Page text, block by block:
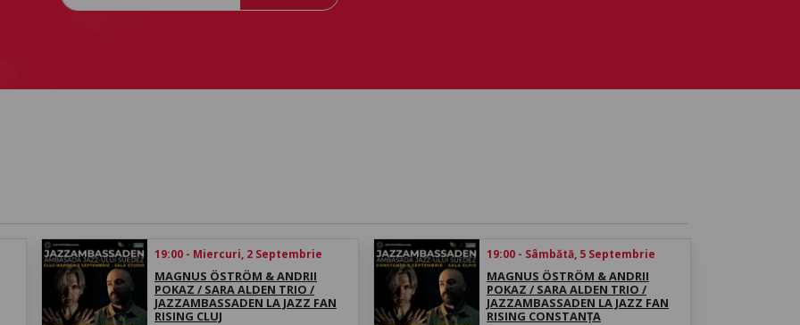
19:00 - Miercuri, 2 Septembrie
MAGNUS ÖSTRÖM & ANDRII
POKAZ / SARA ALDEN TRIO /
JAZZAMBASSADEN LA JAZZ FAN
RISING CLUJ
19:00 - Sâmbătă, 5 Septembrie
MAGNUS ÖSTRÖM & ANDRII
POKAZ / SARA ALDEN TRIO /
JAZZAMBASSADEN LA JAZZ FAN
RISING CONSTANȚA